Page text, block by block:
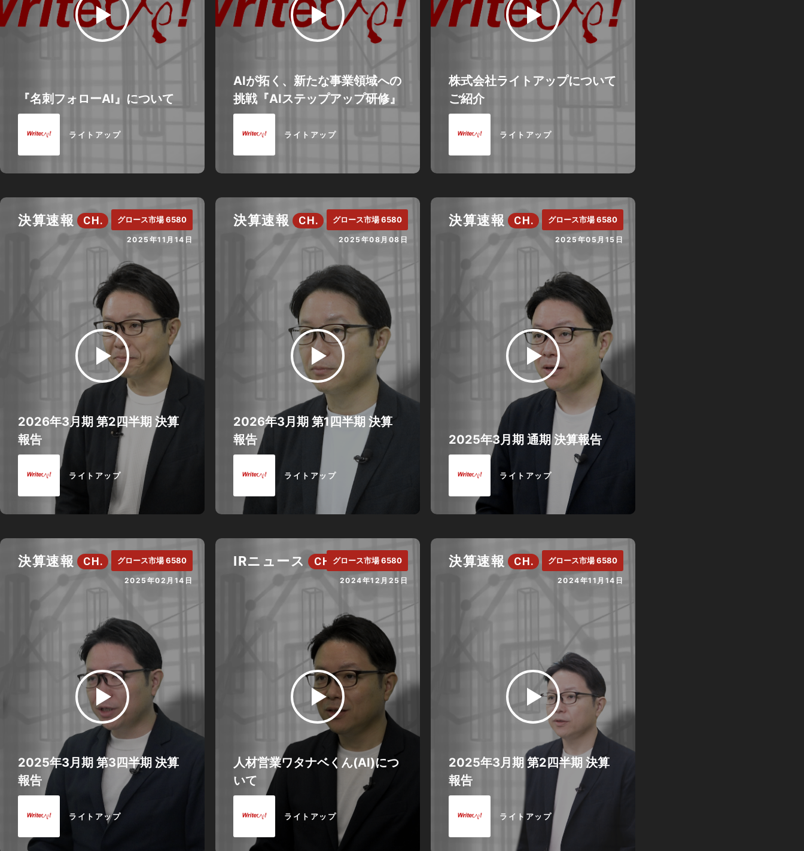
ライトアップ
『名刺フォローAI』について
ライトアップ
AIが拓く、新たな事業領域への
挑戦『AIステップアップ研修』
ライトアップ
株式会社ライトアップについて
ご紹介
決算速報 CH. グロース市場 6580
2025年11月14日
ライトアップ
2026年3月期 第2四半期 決算
報告
決算速報 CH. グロース市場 6580
2025年08月08日
ライトアップ
2026年3月期 第1四半期 決算
報告
決算速報 CH. グロース市場 6580
2025年05月15日
ライトアップ
2025年3月期 通期 決算報告
決算速報 CH. グロース市場 6580
2025年02月14日
ライトアップ
2025年3月期 第3四半期 決算
報告
IRニュース CH.グロース市場 6580
2024年12月25日
ライトアップ
人材営業ワタナベくん(AI)につ
いて
決算速報 CH. グロース市場 6580
2024年11月14日
ライトアップ
2025年3月期 第2四半期 決算
報告